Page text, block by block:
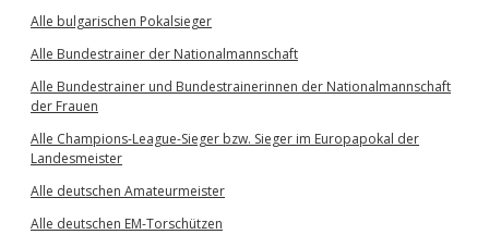
Alle bulgarischen Pokalsieger
Alle Bundestrainer der Nationalmannschaft
Alle Bundestrainer und Bundestrainerinnen der Nationalmannschaft
der Frauen
Alle Champions-League-Sieger bzw. Sieger im Europapokal der
Landesmeister
Alle deutschen Amateurmeister
Alle deutschen EM-Torschützen